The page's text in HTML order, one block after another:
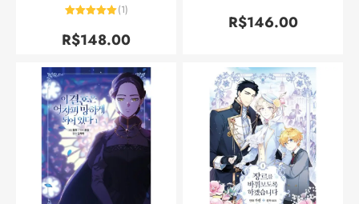
de 5
(1)
R$148.00
de 5
R$146.00